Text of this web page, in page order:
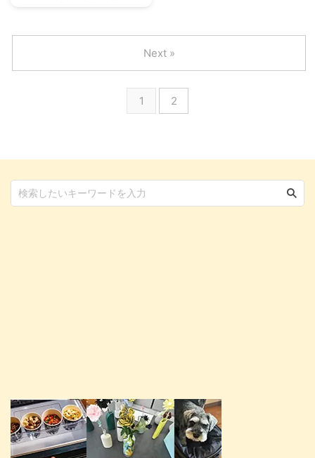
て前に進むのを嫌がることがあり
ます。 「今までは散歩を心待ち
にしていたはずなのに…」なんて
いうこともあるのではないでしょ
ないのは身体的な問題が多く、わ
1 2
Next »